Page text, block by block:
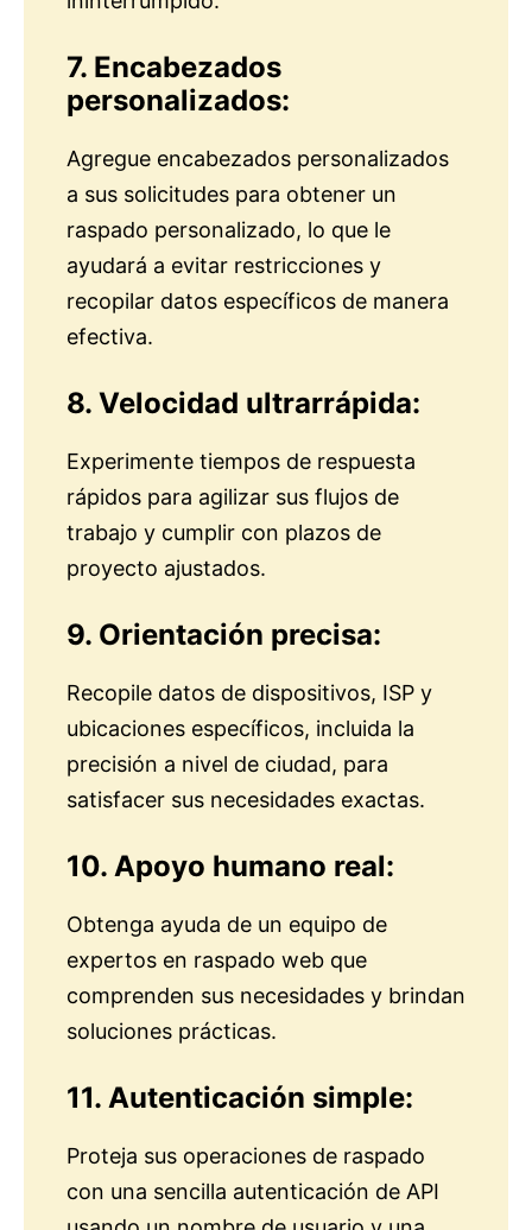
7. Encabezados
personalizados:
Agregue encabezados personalizados
a sus solicitudes para obtener un
raspado personalizado, lo que le
ayudará a evitar restricciones y
recopilar datos específicos de manera
efectiva.
8. Velocidad ultrarrápida:
Experimente tiempos de respuesta
rápidos para agilizar sus flujos de
trabajo y cumplir con plazos de
proyecto ajustados.
9. Orientación precisa:
Recopile datos de dispositivos, ISP y
ubicaciones específicos, incluida la
precisión a nivel de ciudad, para
satisfacer sus necesidades exactas.
10. Apoyo humano real:
Obtenga ayuda de un equipo de
expertos en raspado web que
comprenden sus necesidades y brindan
soluciones prácticas.
11. Autenticación simple:
Proteja sus operaciones de raspado
con una sencilla autenticación de API